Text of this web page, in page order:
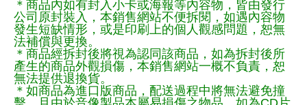
＊商品內如有封入小卡或海報等內容物，皆由發行
公司原封裝入，本銷售網站不便拆閱，如遇內容物
發生短缺情形，或是印刷上的個人觀感問題，恕無
法補償與更換。
＊商品經拆封後將視為認同該商品，如為拆封後所
產生的商品外觀損傷，本銷售網站一概不負責，恕
無法提供退換貨。
＊如商品為進口版商品，配送過程中將無法避免撞